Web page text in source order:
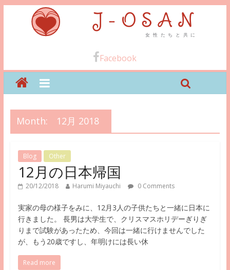
Facebook
Month: 12月 2018
Blog Other
12月の日本帰国
20/12/2018 Harumi Miyauchi 0 Comments
実家の母の様子をみに、12月3人の子供たちと一緒に日本に
行きました。 長男は大学生で、クリスマスホリデーぎりぎ
りまで試験があったため、今回は一緒に行けませんでした
が、もう20歳ですし、年明けには長い休
Read more